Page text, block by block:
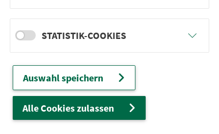
STATISTIK-COOKIES
Auswahl speichern
Alle Cookies zulassen